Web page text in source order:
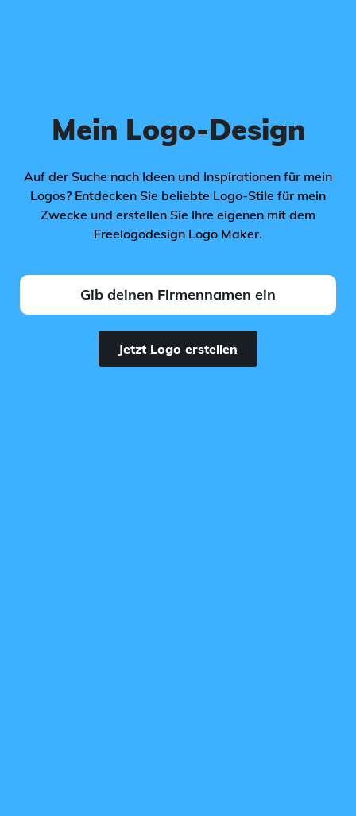
Mein Logo-Design
Auf der Suche nach Ideen und Inspirationen für mein
Logos? Entdecken Sie beliebte Logo-Stile für mein
Zwecke und erstellen Sie Ihre eigenen mit dem
Freelogodesign Logo Maker.
Jetzt Logo erstellen